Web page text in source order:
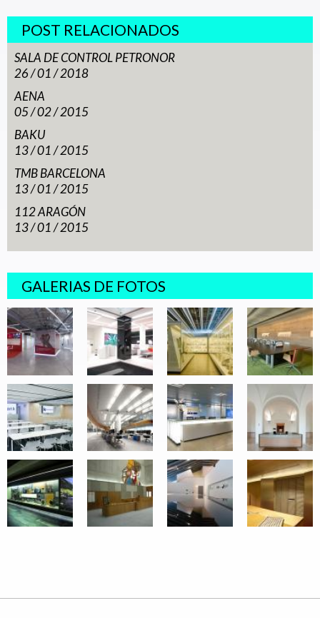
POST RELACIONADOS
SALA DE CONTROL PETRONOR
26 / 01 / 2018
AENA
05 / 02 / 2015
BAKU
13 / 01 / 2015
TMB BARCELONA
13 / 01 / 2015
112 ARAGÓN
13 / 01 / 2015
GALERIAS DE FOTOS